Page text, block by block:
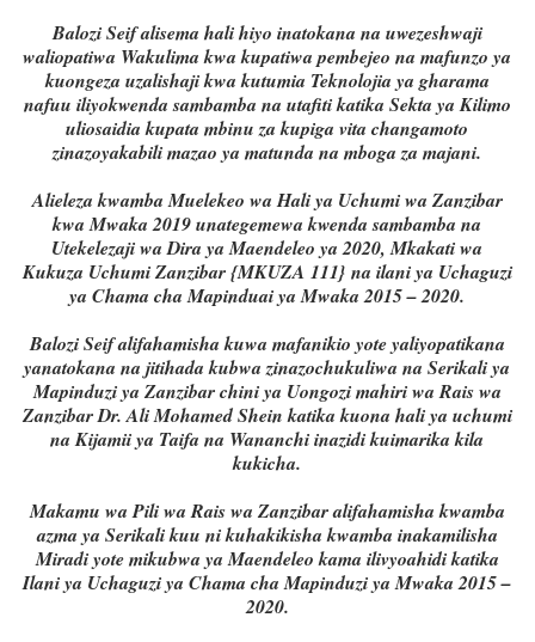
Balozi Seif alisema hali hiyo inatokana na uwezeshwaji
waliopatiwa Wakulima kwa kupatiwa pembejeo na mafunzo ya
kuongeza uzalishaji kwa kutumia Teknolojia ya gharama
nafuu iliyokwenda sambamba na utafiti katika Sekta ya Kilimo
uliosaidia kupata mbinu za kupiga vita changamoto
zinazoyakabili mazao ya matunda na mboga za majani.
Alieleza kwamba Muelekeo wa Hali ya Uchumi wa Zanzibar
kwa Mwaka 2019 unategemewa kwenda sambamba na
Utekelezaji wa Dira ya Maendeleo ya 2020, Mkakati wa
Kukuza Uchumi Zanzibar {MKUZA 111} na ilani ya Uchaguzi
ya Chama cha Mapinduai ya Mwaka 2015 – 2020.
Balozi Seif alifahamisha kuwa mafanikio yote yaliyopatikana
yanatokana na jitihada kubwa zinazochukuliwa na Serikali ya
Mapinduzi ya Zanzibar chini ya Uongozi mahiri wa Rais wa
Zanzibar Dr. Ali Mohamed Shein katika kuona hali ya uchumi
na Kijamii ya Taifa na Wananchi inazidi kuimarika kila
kukicha.
Makamu wa Pili wa Rais wa Zanzibar alifahamisha kwamba
azma ya Serikali kuu ni kuhakikisha kwamba inakamilisha
Miradi yote mikubwa ya Maendeleo kama ilivyoahidi katika
Ilani ya Uchaguzi ya Chama cha Mapinduzi ya Mwaka 2015 –
2020.